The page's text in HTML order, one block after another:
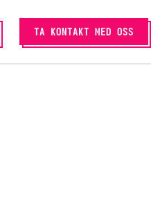
TA KONTAKT MED OSS